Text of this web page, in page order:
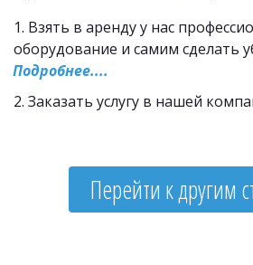
1. Взять в аренду у нас
Подробнее....
2. Заказать услугу в нашей
Перейти к другим